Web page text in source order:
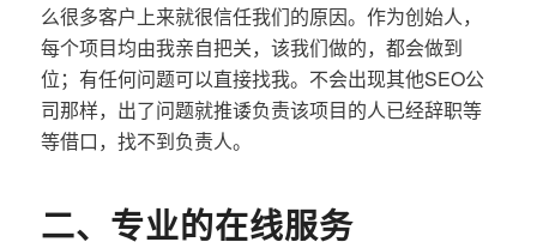
么很多客户上来就很信任我们的原因。作为创始人，
每个项目均由我亲自把关，该我们做的，都会做到
位；有任何问题可以直接找我。不会出现其他SEO公
司那样，出了问题就推诿负责该项目的人已经辞职等
等借口，找不到负责人。
二、专业的在线服务